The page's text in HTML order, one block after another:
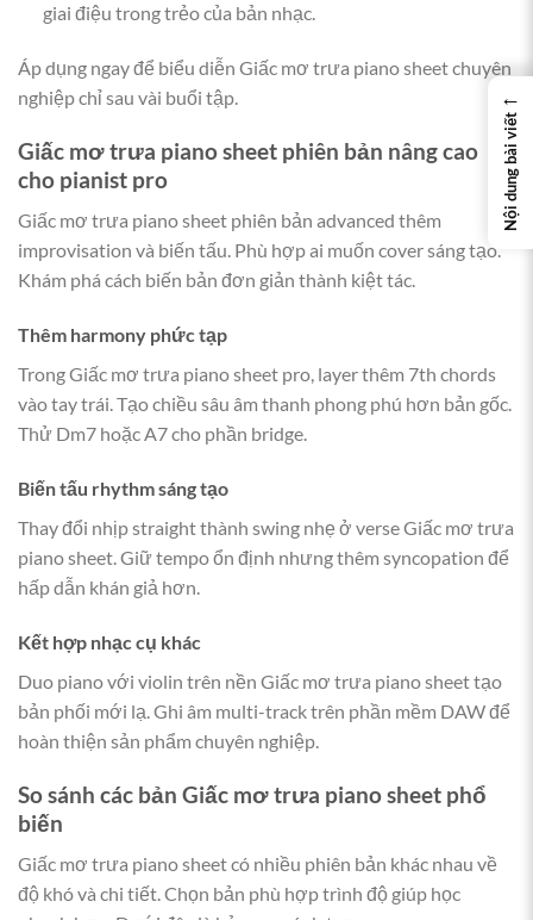
giai điệu trong trẻo của bản nhạc.
Áp dụng ngay để biểu diễn Giấc mơ trưa piano sheet chuyên
nghiệp chỉ sau vài buổi tập.
Giấc mơ trưa piano sheet phiên bản nâng cao
cho pianist pro
Giấc mơ trưa piano sheet phiên bản advanced thêm
improvisation và biến tấu. Phù hợp ai muốn cover sáng tạo.
Khám phá cách biến bản đơn giản thành kiệt tác.
Thêm harmony phức tạp
Trong Giấc mơ trưa piano sheet pro, layer thêm 7th chords
vào tay trái. Tạo chiều sâu âm thanh phong phú hơn bản gốc.
Thử Dm7 hoặc A7 cho phần bridge.
Biến tấu rhythm sáng tạo
Thay đổi nhịp straight thành swing nhẹ ở verse Giấc mơ trưa
piano sheet. Giữ tempo ổn định nhưng thêm syncopation để
hấp dẫn khán giả hơn.
Kết hợp nhạc cụ khác
Duo piano với violin trên nền Giấc mơ trưa piano sheet tạo
bản phối mới lạ. Ghi âm multi-track trên phần mềm DAW để
hoàn thiện sản phẩm chuyên nghiệp.
So sánh các bản Giấc mơ trưa piano sheet phổ
biến
Giấc mơ trưa piano sheet có nhiều phiên bản khác nhau về
độ khó và chi tiết. Chọn bản phù hợp trình độ giúp học
←
Nội dung bài viết